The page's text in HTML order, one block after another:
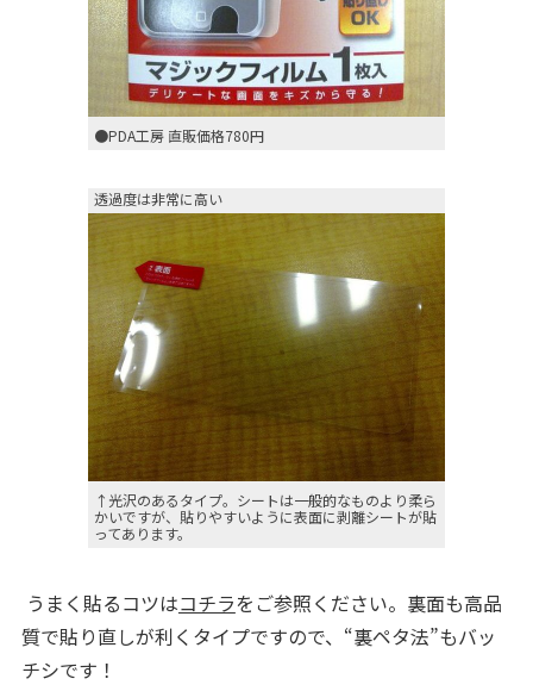
●PDA工房 直販価格780円
透過度は非常に高い
↑光沢のあるタイプ。シートは一般的なものより柔ら
かいですが、貼りやすいように表面に剥離シートが貼
ってあります。
うまく貼るコツはコチラをご参照ください。裏面も高品
質で貼り直しが利くタイプですので、“裏ペタ法”もバッ
チシです！